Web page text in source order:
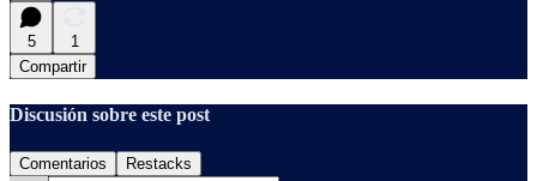
5
1
Compartir
Discusión sobre este post
Comentarios Restacks